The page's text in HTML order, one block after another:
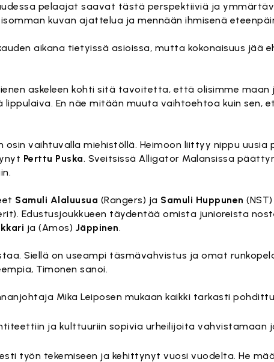
pelaajat saavat tästä perspektiiviä ja
kuvan ajattelua ja mennään ihmisenä
aikana tietyissä asioissa, mutta kokonaisuus jää
askeleen kohti sitä tavoitetta, että olisimme maan
lippulaiva. En näe mitään muuta vaihtoehtoa kuin sen,
osin vaihtuvalla miehistöllä. Heimoon liittyy nippu uusia
Perttu Puska. Sveitsissä Alligator Malansissa
Samuli Alaluusua (Rangers) ja Samuli Huppunen
Edustusjoukkueen täydentää omista junioreista
ja (Amos) Jäppinen.
Siellä on useampi täsmävahvistus ja omat
Timonen sanoi.
Mika Leiposen mukaan kaikki tarkasti
ja kulttuuriin sopivia urheilijoita vahvistamaan
työn tekemiseen ja kehittynyt vuosi vuodelta. He